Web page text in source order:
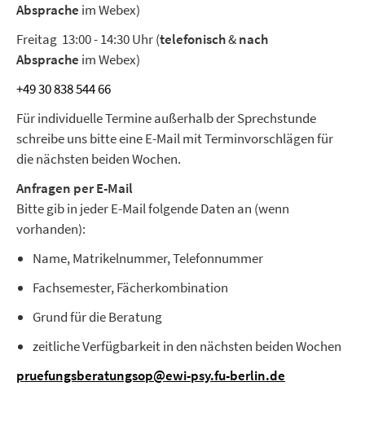
Absprache im Webex)
Freitag 13:00 - 14:30 Uhr (telefonisch&nach
Absprache im Webex)
+49 30 838 544 66
Für individuelle Termine außerhalb der Sprechstunde
schreibe uns bitte eine E-Mail mit Terminvorschlägen für
die nächsten beiden Wochen.
Anfragen per E-Mail
Bitte gib in jeder E-Mail folgende Daten an (wenn
vorhanden):
Name, Matrikelnummer, Telefonnummer
Fachsemester, Fächerkombination
Grund für die Beratung
zeitliche Verfügbarkeit in den nächsten beiden Wochen
pruefungsberatungsop@ewi-psy.fu-berlin.de